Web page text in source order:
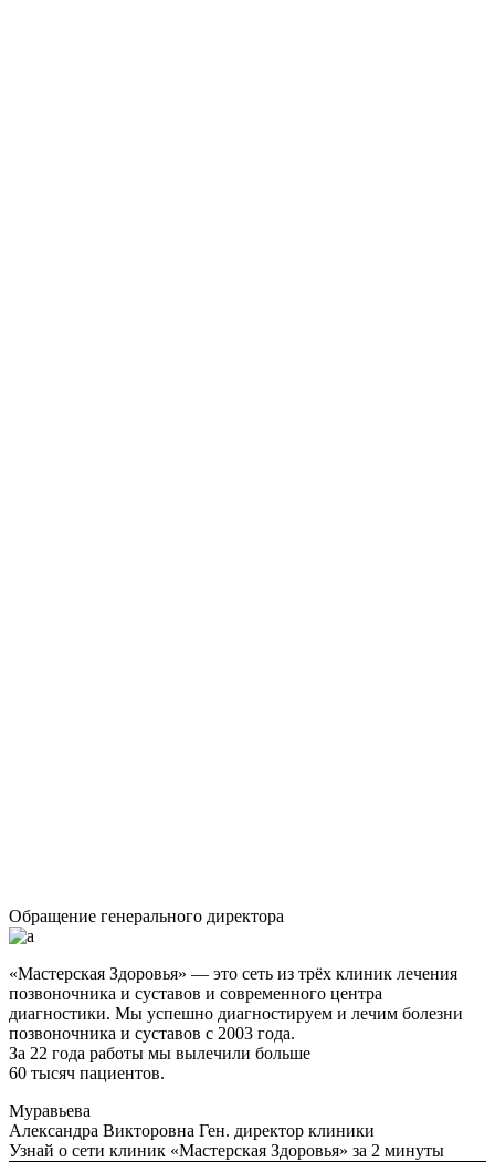
Обращение генерального директора
«Мастерская Здоровья» — это сеть из трёх клиник лечения
позвоночника и суставов и современного центра
диагностики. Мы успешно диагностируем и лечим болезни
позвоночника и суставов с 2003 года.
За 22 года работы мы вылечили больше
60 тысяч пациентов.
Муравьева
Александра Викторовна Ген. директор клиники
Узнай о сети клиник «Мастерская Здоровья» за 2 минуты